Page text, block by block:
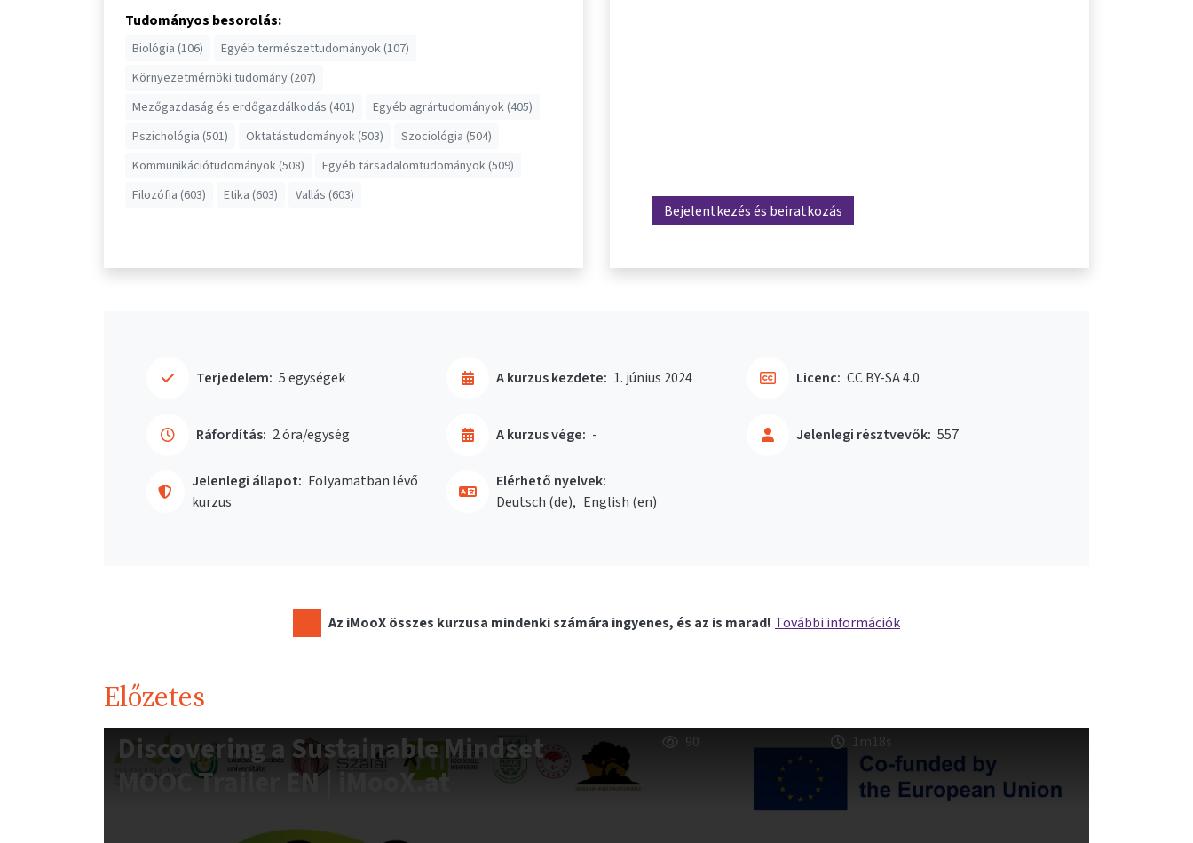
Tudományos besorolás:
Biológia (106)
Egyéb természettudományok (107)
Környezetmérnöki tudomány (207)
Mezőgazdaság és erdőgazdálkodás (401)
Egyéb agrártudományok (405)
Pszichológia (501)
Oktatástudományok (503)
Szociológia (504)
Kommunikációtudományok (508)
Egyéb társadalomtudományok (509)
Filozófia (603)
Etika (603) Vallás (603)
Bejelentkezés és beiratkozás
Terjedelem: 5 egységek
Ráfordítás: 2 óra/egység
A kurzus kezdete: 1. június 2024
A kurzus vége: -
Jelenlegi állapot: Folyamatban lévő
kurzus
Jelenlegi résztvevők: 557
Licenc: CC BY-SA 4.0
Elérhető nyelvek:
Deutsch ‎(de)‎
English ‎(en)‎
Az iMooX összes kurzusa mindenki számára ingyenes, és az is marad! További információk
Előzetes
Discovering a Sustainable Mindset
MOOC Trailer EN | iMooX.at
90 1m18s